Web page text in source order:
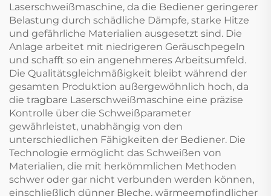
Laserschweißmaschine, da die Bediener geringerer
Belastung durch schädliche Dämpfe, starke Hitze
und gefährliche Materialien ausgesetzt sind. Die
Anlage arbeitet mit niedrigeren Geräuschpegeln
und schafft so ein angenehmeres Arbeitsumfeld.
Die Qualitätsgleichmäßigkeit bleibt während der
gesamten Produktion außergewöhnlich hoch, da
die tragbare Laserschweißmaschine eine präzise
Kontrolle über die Schweißparameter
gewährleistet, unabhängig von den
unterschiedlichen Fähigkeiten der Bediener. Die
Technologie ermöglicht das Schweißen von
Materialien, die mit herkömmlichen Methoden
schwer oder gar nicht verbunden werden können,
einschließlich dünner Bleche, wärmeempfindlicher